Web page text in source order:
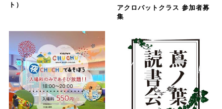
ト）
アクロバットクラス 参加者募
集